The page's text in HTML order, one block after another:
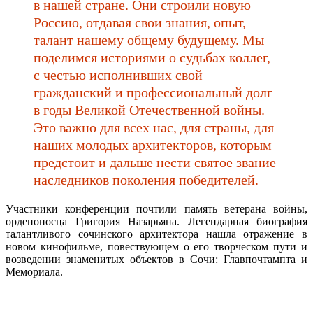
в нашей стране. Они строили новую
Россию, отдавая свои знания, опыт,
талант нашему общему будущему. Мы
поделимся историями о судьбах коллег,
с честью исполнивших свой
гражданский и профессиональный долг
в годы Великой Отечественной войны.
Это важно для всех нас, для страны, для
наших молодых архитекторов, которым
предстоит и дальше нести святое звание
наследников поколения победителей.
Участники конференции почтили память ветерана войны,
орденоносца Григория Назарьяна. Легендарная биография
талантливого сочинского архитектора нашла отражение в
новом кинофильме, повествующем о его творческом пути и
возведении знаменитых объектов в Сочи: Главпочтампта и
Мемориала.